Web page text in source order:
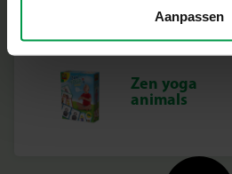
Aanpassen
Zen yoga
animals